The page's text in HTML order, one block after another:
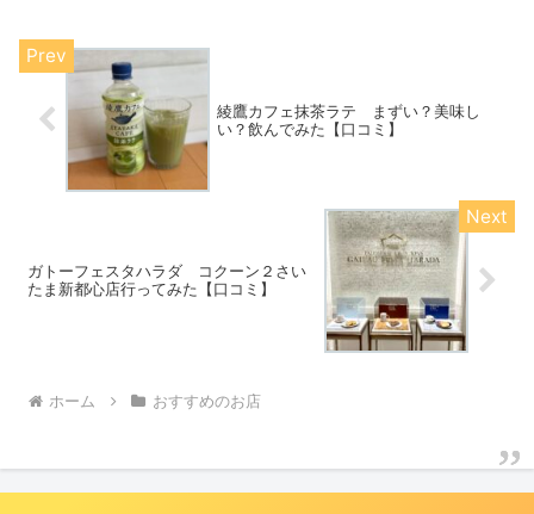
綾鷹カフェ抹茶ラテ まずい？美味し
い？飲んでみた【口コミ】
ガトーフェスタハラダ コクーン２さい
たま新都心店行ってみた【口コミ】
ホーム おすすめのお店